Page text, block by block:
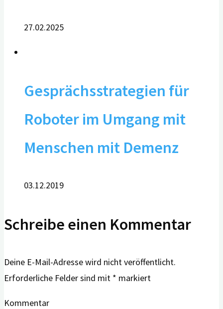
27.02.2025
Gesprächsstrategien für
Roboter im Umgang mit
Menschen mit Demenz
03.12.2019
Schreibe einen Kommentar
Deine E-Mail-Adresse wird nicht veröffentlicht.
Erforderliche Felder sind mit * markiert
Kommentar